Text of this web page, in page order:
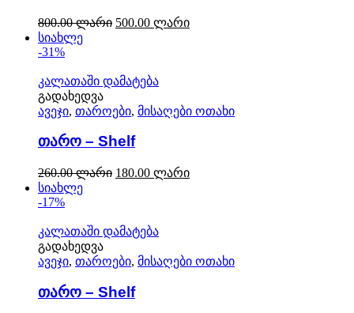
800.00ლარი 500.00 ლარი
სიახლე
-31%
კალათაში დამატება
გადახედვა
ავეჯი, თაროები, მისაღები ოთახი
თარო – Shelf
260.00ლარი 180.00 ლარი
სიახლე
-17%
კალათაში დამატება
გადახედვა
ავეჯი, თაროები, მისაღები ოთახი
თარო – Shelf